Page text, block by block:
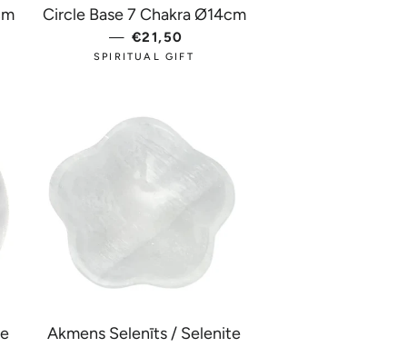
Circle Base 7 Chakra Ø14cm
— PARASTĀ CENA
€21,50
SPIRITUAL GIFT
Akmens Selenīts / Selenite